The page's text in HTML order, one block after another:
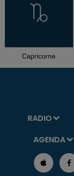
Capricorne
RADIO
AGENDA